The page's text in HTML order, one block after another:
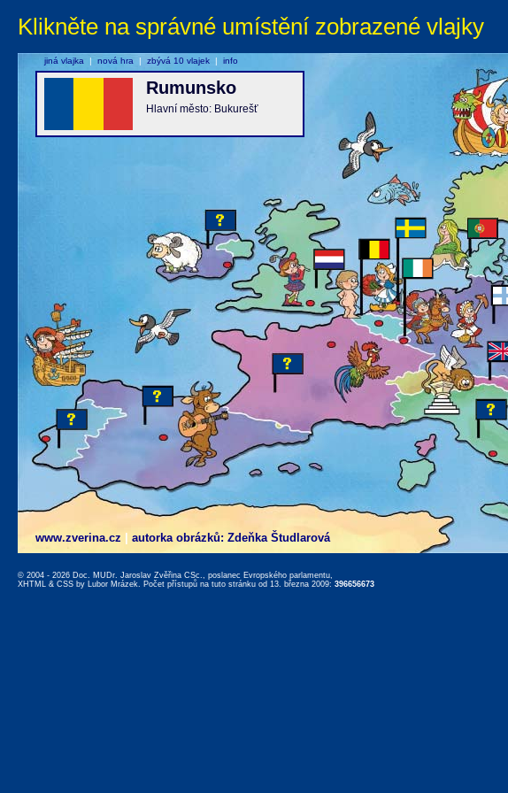
Klikněte na správné umístění zobrazené vlajky
www.zverina.cz autorka obrázků: Zdeňka Študlarová
Rumunsko
Hlavní město: Bukurešť
jiná vlajka | nová hra | zbývá 10 vlajek | info
© 2004 - 2026 Doc. MUDr. Jaroslav Zvěřina CSc., poslanec Evropského parlamentu,
XHTML & CSS by Lubor Mrázek. Počet přístupů na tuto stránku od 13. března 2009: 396656673